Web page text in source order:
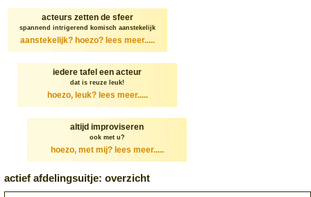
acteurs zetten de sfeer
spannend intrigerend komisch aanstekelijk
aanstekelijk? hoezo? lees meer.....
iedere tafel een acteur
dat is reuze leuk!
hoezo, leuk? lees meer.....
altijd improviseren
ook met u?
hoezo, met mij? lees meer.....
actief afdelingsuitje: overzicht